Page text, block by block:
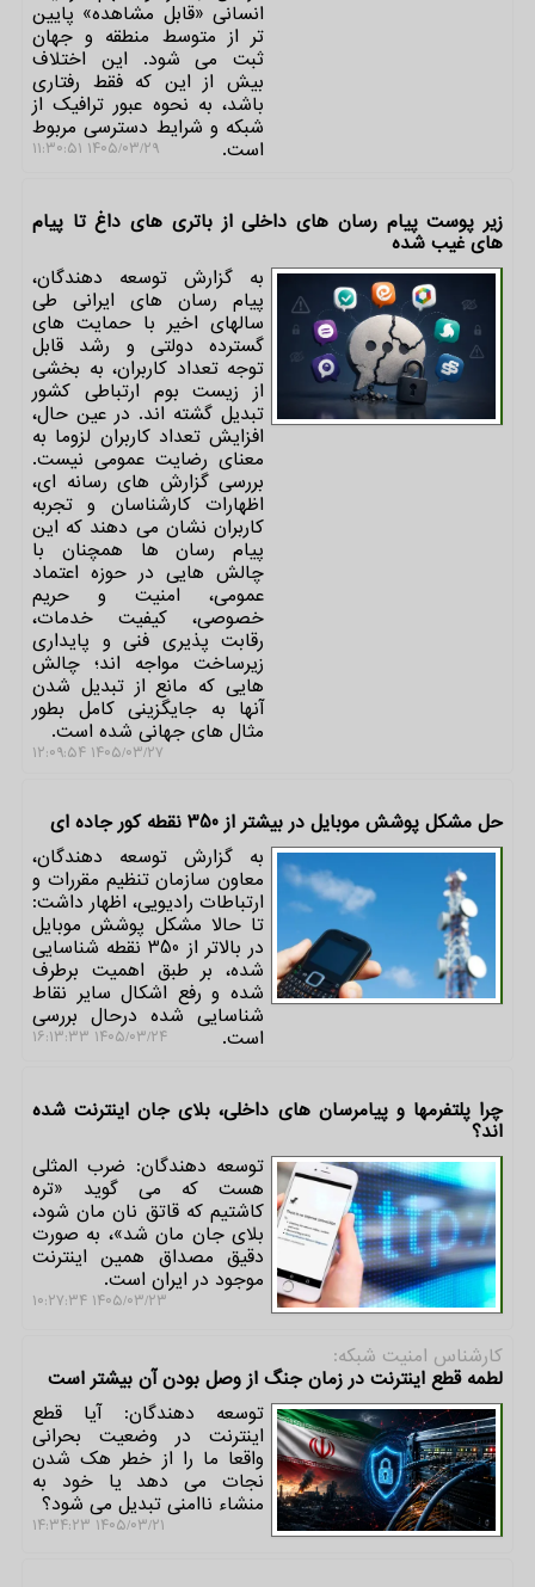
انسانی «قابل مشاهده» پایین
تر از متوسط منطقه و جهان
ثبت می شود. این اختلاف
بیش از این که فقط رفتاری
باشد، به نحوه عبور ترافیک از
شبکه و شرایط دسترسی مربوط
است. ۱۴۰۵/۰۳/۲۹ ۱۱:۳۰:۵۱
زیر پوست پیام رسان های داخلی از باتری های داغ تا پیام
های غیب شده
به گزارش توسعه دهندگان،
پیام رسان های ایرانی طی
سالهای اخیر با حمایت های
گسترده دولتی و رشد قابل
توجه تعداد کاربران، به بخشی
از زیست بوم ارتباطی کشور
تبدیل گشته اند. در عین حال،
افزایش تعداد کاربران لزوما به
معنای رضایت عمومی نیست.
بررسی گزارش های رسانه ای،
اظهارات کارشناسان و تجربه
کاربران نشان می دهند که این
پیام رسان ها همچنان با
چالش هایی در حوزه اعتماد
عمومی، امنیت و حریم
خصوصی، کیفیت خدمات،
رقابت پذیری فنی و پایداری
زیرساخت مواجه اند؛ چالش
هایی که مانع از تبدیل شدن
آنها به جایگزینی کامل بطور
مثال های جهانی شده است.
۱۴۰۵/۰۳/۲۷ ۱۲:۰۹:۵۴
حل مشکل پوشش موبایل در بیشتر از 350 نقطه کور جاده ای
به گزارش توسعه دهندگان،
معاون سازمان تنظیم مقررات و
ارتباطات رادیویی، اظهار داشت:
تا حالا مشکل پوشش موبایل
در بالاتر از 350 نقطه شناسایی
شده، بر طبق اهمیت برطرف
شده و رفع اشکال سایر نقاط
شناسایی شده درحال بررسی
است. ۱۴۰۵/۰۳/۲۴ ۱۶:۱۳:۳۳
چرا پلتفرمها و پیامرسان های داخلی، بلای جان اینترنت شده
اند؟
توسعه دهندگان: ضرب المثلی
هست که می گوید «تره
کاشتیم که قاتق نان مان شود،
بلای جان مان شد»، به صورت
دقیق مصداق همین اینترنت
موجود در ایران است.
۱۴۰۵/۰۳/۲۳ ۱۰:۲۷:۳۴
كارشناس امنیت شبكه:
لطمه قطع اینترنت در زمان جنگ از وصل بودن آن بیشتر است
توسعه دهندگان: آیا قطع
اینترنت در وضعیت بحرانی
واقعا ما را از خطر هک شدن
نجات می دهد یا خود به
منشاء ناامنی تبدیل می شود؟
۱۴۰۵/۰۳/۲۱ ۱۴:۳۴:۲۳